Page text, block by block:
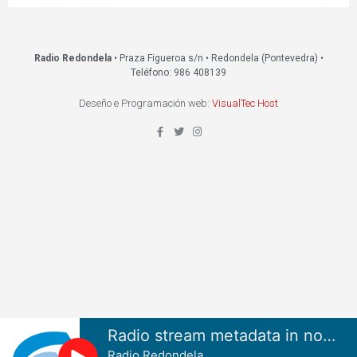
Radio Redondela• Praza Figueroa s/n • Redondela (Pontevedra) •
Teléfono: 986 408139
Deseño e Programación web: VisualTec Host
Radio stream metadata in not available.